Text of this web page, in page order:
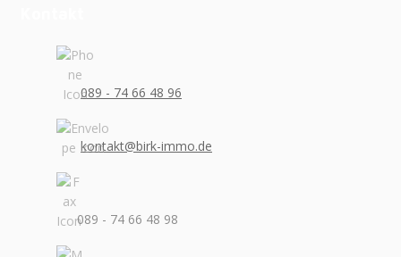
089 - 74 66 48 96
kontakt@birk-immo.de
089 - 74 66 48 98